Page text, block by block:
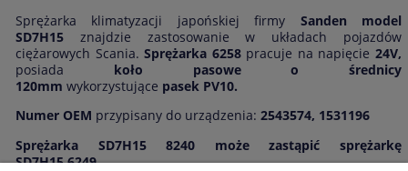
Sprężarka klimatyzacji japońskiej firmy Sanden model
SD7H15 znajdzie zastosowanie w układach pojazdów
ciężarowych Scania. Sprężarka 6258 pracuje na napięcie24V,
posiada koło pasowe o średnicy
120mm wykorzystujące pasek PV10.
Numer OEM przypisany do urządzenia: 2543574, 1531196
Sprężarka SD7H15 8240 może zastąpić sprężarkę
SD7H15 6249